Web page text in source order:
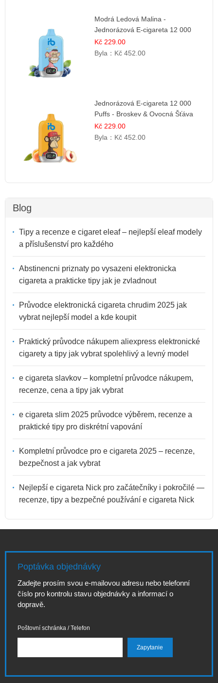
Modrá Ledová Malina -
Jednorázová E-cigareta 12 000
šluků | Osvěžující Bobulová Příchuť
Kč 229.00
Byla： Kč 452.00
Jednorázová E-cigareta 12 000
Puffs - Broskev & Ovocná Šťáva
Kč 229.00
Byla： Kč 452.00
Blog
Tipy a recenze e cigaret eleaf – nejlepší eleaf modely
a příslušenství pro každého
Abstinencni priznaty po vysazeni elektronicka
cigareta a prakticke tipy jak je zvladnout
Průvodce elektronická cigareta chrudim 2025 jak
vybrat nejlepší model a kde koupit
Praktický průvodce nákupem aliexpress elektronické
cigarety a tipy jak vybrat spolehlivý a levný model
e cigareta slavkov – kompletní průvodce nákupem,
recenze, cena a tipy jak vybrat
e cigareta slim 2025 průvodce výběrem, recenze a
praktické tipy pro diskrétní vapování
Kompletní průvodce pro e cigareta 2025 – recenze,
bezpečnost a jak vybrat
Nejlepší e cigareta Nick pro začátečníky i pokročilé —
recenze, tipy a bezpečné používání e cigareta Nick
Poptávka objednávky
Zadejte prosím svou e-mailovou adresu nebo telefonní
číslo pro kontrolu stavu objednávky a informací o
dopravě.
Poštovní schránka / Telefon